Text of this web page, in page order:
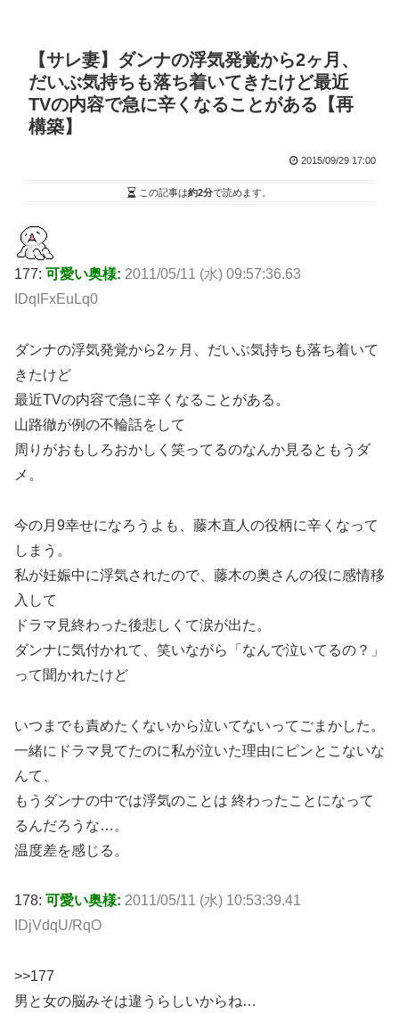
【サレ妻】ダンナの浮気発覚から2ヶ月、
だいぶ気持ちも落ち着いてきたけど最近
TVの内容で急に辛くなることがある【再
構築】
2015/09/29 17:00
この記事は約2分で読めます。
177: 可愛い奥様: 2011/05/11 (水) 09:57:36.63
IDqIFxEuLq0
ダンナの浮気発覚から2ヶ月、だいぶ気持ちも落ち着いて
きたけど
最近TVの内容で急に辛くなることがある。
山路徹が例の不輪話をして
周りがおもしろおかしく笑ってるのなんか見るともうダ
メ。
今の月9幸せになろうよも、藤木直人の役柄に辛くなって
しまう。
私が妊娠中に浮気されたので、藤木の奥さんの役に感情移
入して
ドラマ見終わった後悲しくて涙が出た。
ダンナに気付かれて、笑いながら「なんで泣いてるの？」
って聞かれたけど
いつまでも責めたくないから泣いてないってごまかした。
一緒にドラマ見てたのに私が泣いた理由にピンとこないな
んて、
もうダンナの中では浮気のことは 終わったことになって
るんだろうな…。
温度差を感じる。
178: 可愛い奥様: 2011/05/11 (水) 10:53:39.41
IDjVdqU/RqO
>>177
男と女の脳みそは違うらしいからね…